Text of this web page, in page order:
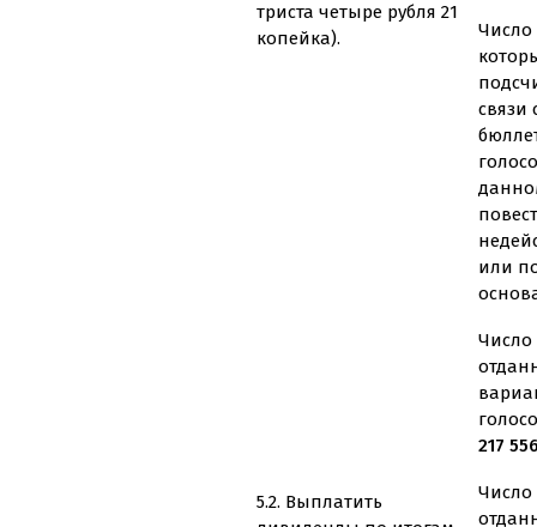
триста четыре рубля 21
копейка).
Число
связи
или
5.2. Выплатить
Число
217
Число